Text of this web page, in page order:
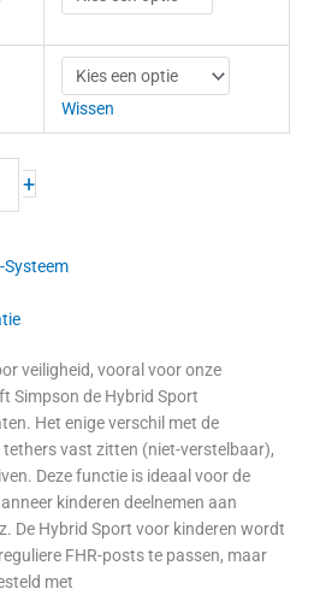
Wissen
+
Systeem
veiligheid, vooral voor onze
Simpson de Hybrid Sport
Het enige verschil met de
vast zitten (niet-verstelbaar),
Deze functie is ideaal voor de
kinderen deelnemen aan
De Hybrid Sport voor kinderen wordt
FHR-posts te passen, maar
met